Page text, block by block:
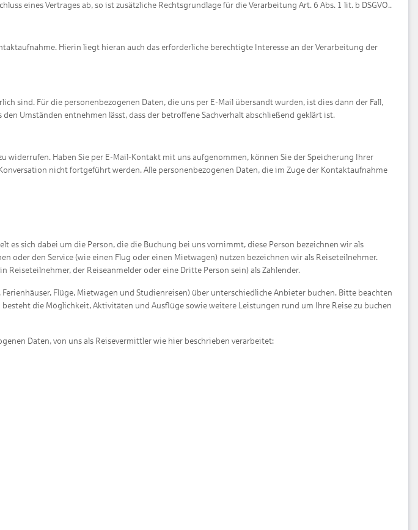
eines Vertrages ab, so ist zusätzliche Rechtsgrundlage für die Verarbeitung Art. 6 Abs. 1 lit. b DSGVO..
Hierin liegt hieran auch das erforderliche berechtigte Interesse an der Verarbeitung der
sind. Für die personenbezogenen Daten, die uns per E-Mail übersandt wurden, ist dies dann der Fall,
Umständen entnehmen lässt, dass der betroffene Sachverhalt abschließend geklärt ist.
Haben Sie per E-Mail-Kontakt mit uns aufgenommen, können Sie der Speicherung Ihrer
nicht fortgeführt werden. Alle personenbezogenen Daten, die im Zuge der Kontaktaufnahme
es sich dabei um die Person, die die Buchung bei uns vornimmt, diese Person bezeichnen wir als
oder den Service (wie einen Flug oder einen Mietwagen) nutzen bezeichnen wir als Reiseteilnehmer.
der Reiseanmelder oder eine Dritte Person sein) als Zahlender.
Flüge, Mietwagen und Studienreisen) über unterschiedliche Anbieter buchen. Bitte beachten
die Möglichkeit, Aktivitäten und Ausflüge sowie weitere Leistungen rund um Ihre Reise zu buchen
Daten, von uns als Reisevermittler wie hier beschrieben verarbeitet: